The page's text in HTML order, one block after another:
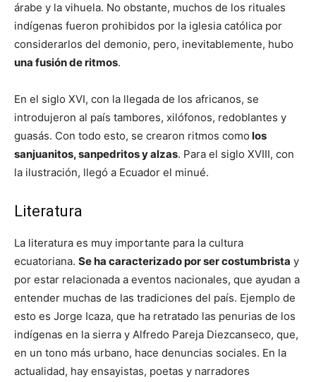
árabe y la vihuela. No obstante, muchos de los rituales
indígenas fueron prohibidos por la iglesia católica por
considerarlos del demonio, pero, inevitablemente, hubo
una fusión de ritmos.
En el siglo XVI, con la llegada de los africanos, se
introdujeron al país tambores, xilófonos, redoblantes y
guasás. Con todo esto, se crearon ritmos como los
sanjuanitos, sanpedritos y alzas. Para el siglo XVIII, con
la ilustración, llegó a Ecuador el minué.
Literatura
La literatura es muy importante para la cultura
ecuatoriana. Se ha caracterizado por ser costumbrista y
por estar relacionada a eventos nacionales, que ayudan a
entender muchas de las tradiciones del país. Ejemplo de
esto es Jorge Icaza, que ha retratado las penurias de los
indígenas en la sierra y Alfredo Pareja Diezcanseco, que,
en un tono más urbano, hace denuncias sociales. En la
actualidad, hay ensayistas, poetas y narradores